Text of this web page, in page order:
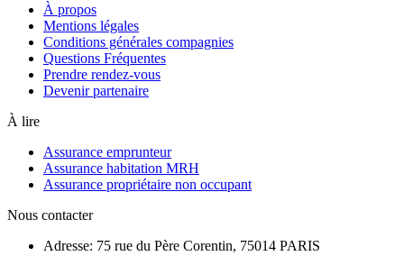
À propos
Mentions légales
Conditions générales compagnies
Questions Fréquentes
Prendre rendez-vous
Devenir partenaire
À lire
Assurance emprunteur
Assurance habitation MRH
Assurance propriétaire non occupant
Nous contacter
Adresse: 75 rue du Père Corentin, 75014 PARIS